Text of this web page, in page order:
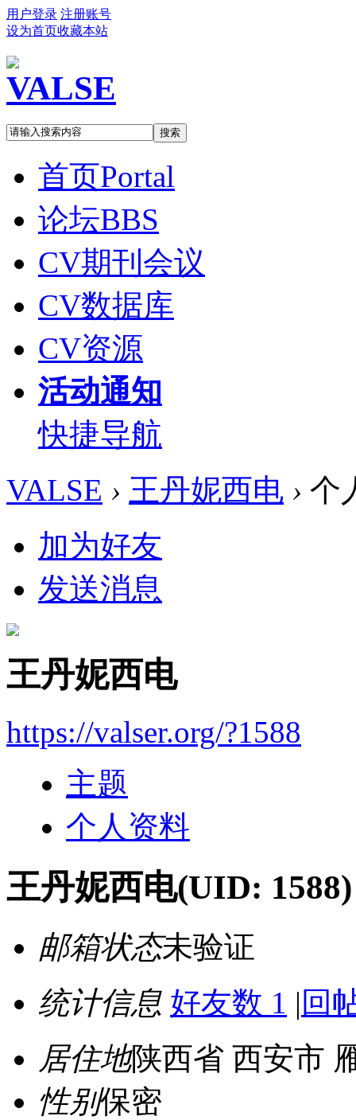
用户登录 注册账号
设为首页收藏本站
搜索
首页Portal
论坛BBS
CV期刊会议
CV数据库
CV资源
活动通知
快捷导航
VALSE › 王丹妮西电 › 个
加为好友
发送消息
王丹妮西电
https://valser.org/?1588
主题
个人资料
王丹妮西电(UID: 1588)
邮箱状态未验证
统计信息 好友数 1 | 回
居住地陕西省 西安市
性别保密